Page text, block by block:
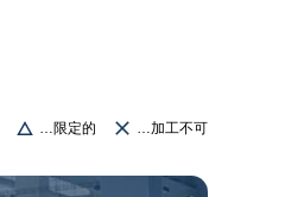
…限定的 …加工不可